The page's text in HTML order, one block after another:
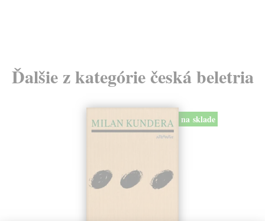
Ďalšie z kategórie česká beletria
na sklade